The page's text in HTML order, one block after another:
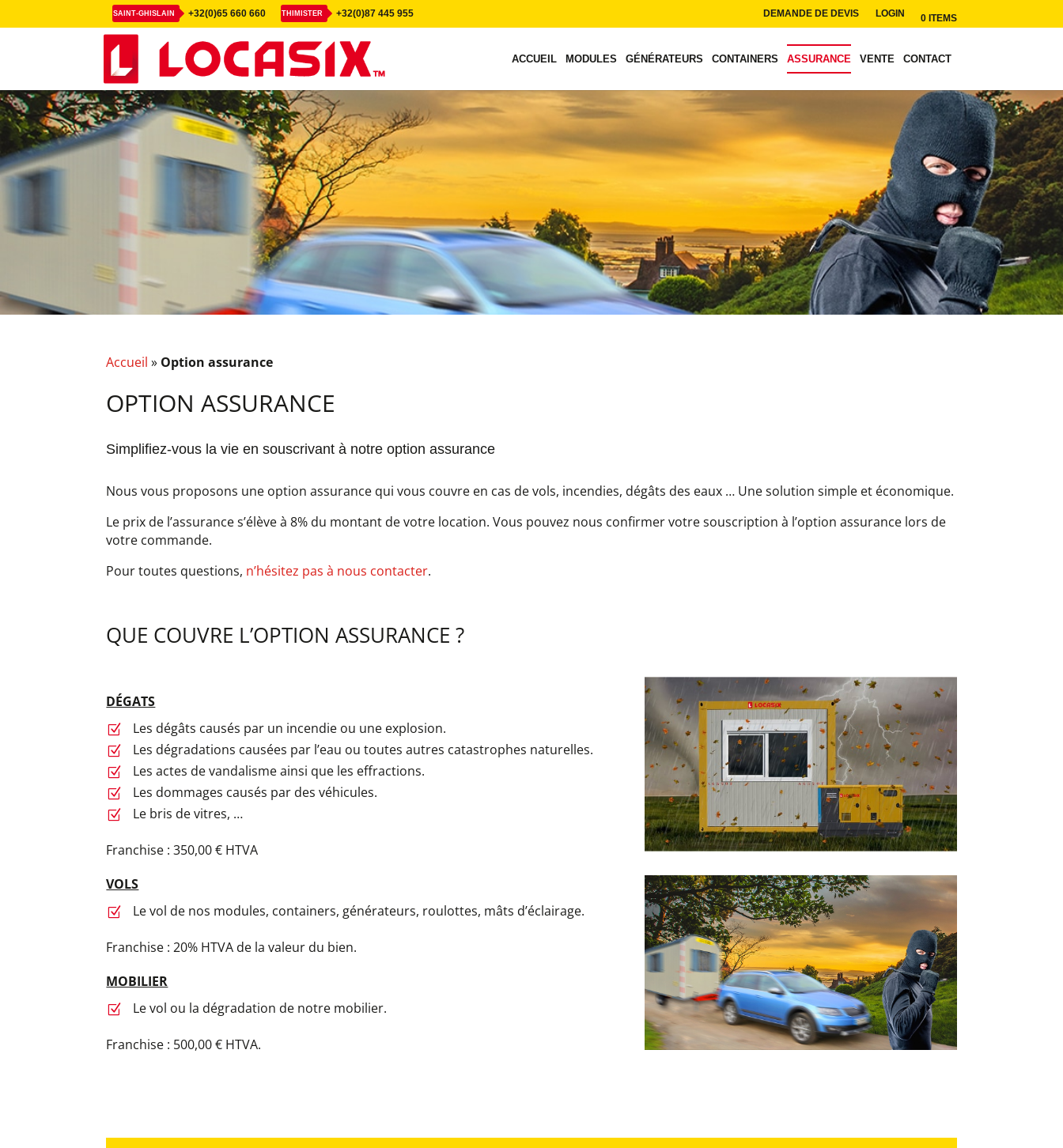
SAINT-GHISLAIN +32(0)65 660 660 THIMISTER +32(0)87 445 955 DEMANDE DE DEVIS LOGIN 0 ITEMS
ACCUEIL MODULES GÉNÉRATEURS CONTAINERS ASSURANCE VENTE CONTACT
Accueil » Option assurance
OPTION ASSURANCE
Simplifiez-vous la vie en souscrivant à notre option assurance
Nous vous proposons une option assurance qui vous couvre en cas de vols, incendies, dégâts des eaux … Une solution simple et économique.
Le prix de l’assurance s’élève à 8% du montant de votre location. Vous pouvez nous confirmer votre souscription à l’option assurance lors de
votre commande.
Pour toutes questions, n’hésitez pas à nous contacter.
QUE COUVRE L’OPTION ASSURANCE ?
DÉGATS
Z Les dégâts causés par un incendie ou une explosion.
Z Les dégradations causées par l’eau ou toutes autres catastrophes naturelles.
Z Les actes de vandalisme ainsi que les effractions.
Z Les dommages causés par des véhicules.
Z Le bris de vitres, …
Franchise : 350,00 € HTVA
VOLS
Z Le vol de nos modules, containers, générateurs, roulottes, mâts d’éclairage.
Franchise : 20% HTVA de la valeur du bien.
MOBILIER
Z Le vol ou la dégradation de notre mobilier.
Franchise : 500,00 € HTVA.